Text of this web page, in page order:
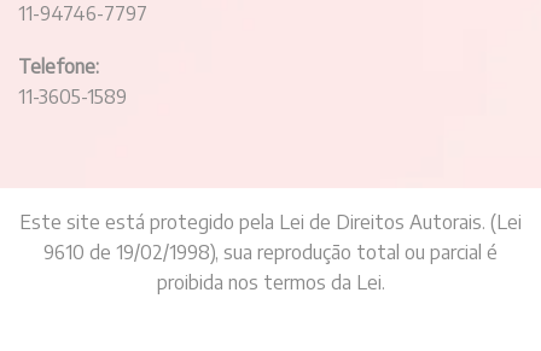
11-94746-7797
Telefone:
11-3605-1589
Este site está protegido pela Lei de Direitos Autorais. (Lei
9610 de 19/02/1998), sua reprodução total ou parcial é
proibida nos termos da Lei.